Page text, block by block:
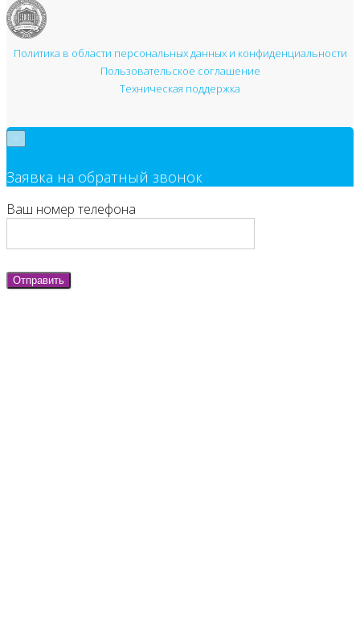
Политика в области персональных данных и конфиденциальности
Пользовательское соглашение
Техническая поддержка
Заявка на обратный звонок
Ваш номер телефона
Отправить